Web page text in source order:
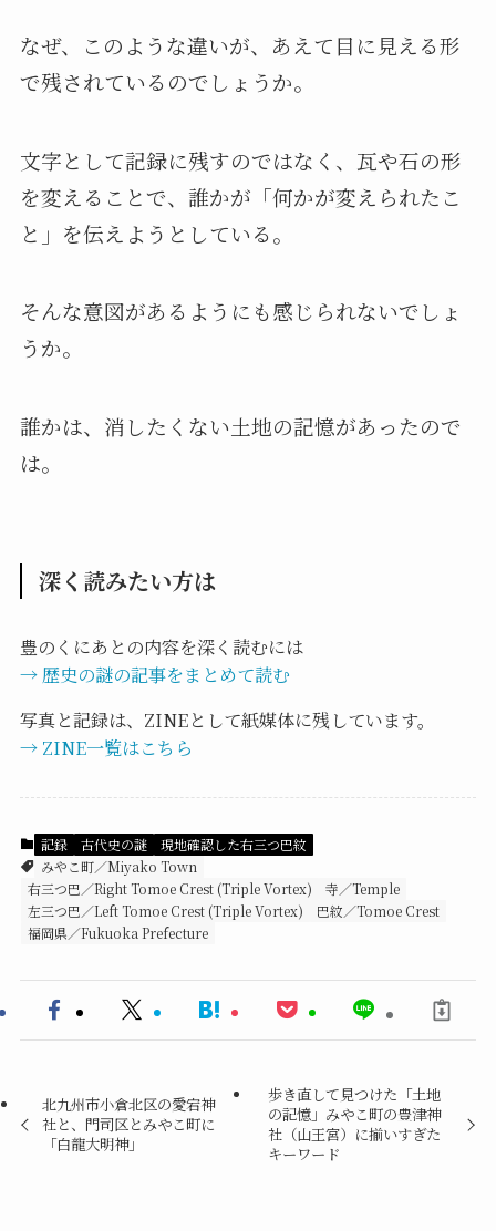
なぜ、このような違いが、あえて目に見える形
で残されているのでしょうか。
文字として記録に残すのではなく、瓦や石の形
を変えることで、誰かが「何かが変えられたこ
と」を伝えようとしている。
そんな意図があるようにも感じられないでしょ
うか。
誰かは、消したくない土地の記憶があったので
は。
深く読みたい方は
豊のくにあとの内容を深く読むには
→ 歴史の謎の記事をまとめて読む
写真と記録は、ZINEとして紙媒体に残しています。
→ ZINE一覧はこちら
記録 古代史の謎
現地確認した右三つ巴紋
みやこ町／Miyako Town
右三つ巴／Right Tomoe Crest (Triple Vortex)
寺／Temple
左三つ巴／Left Tomoe Crest (Triple Vortex)
巴紋／Tomoe Crest
福岡県／Fukuoka Prefecture
北九州市小倉北区の愛宕神
社と、門司区とみやこ町に
「白龍大明神」
歩き直して見つけた「土地
の記憶」みやこ町の豊津神
社（山王宮）に揃いすぎた
キーワード